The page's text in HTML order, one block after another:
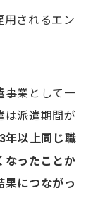
用されるエン
事業として一
は派遣期間が
3年以上同じ職
なったことか
果につながっ